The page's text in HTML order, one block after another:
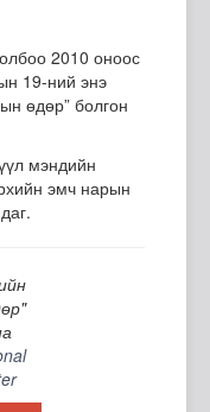
2010 оноос
19-ний энэ
өдөр” болгон
мэндийн
эмч нарын